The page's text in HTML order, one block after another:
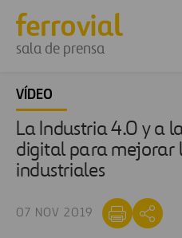
sala de prensa
VÍDEO
La Industria 4.0 y a
digital para mejorar
industriales
07 NOV 2019